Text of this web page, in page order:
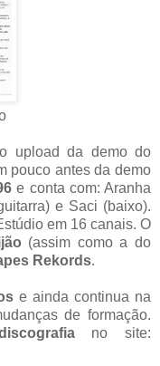
upload da demo do
pouco antes da demo
e conta com: Aranha
e Saci (baixo).
em 16 canais. O
(assim como a do
Rekords.
e ainda continua na
de formação.
no site: